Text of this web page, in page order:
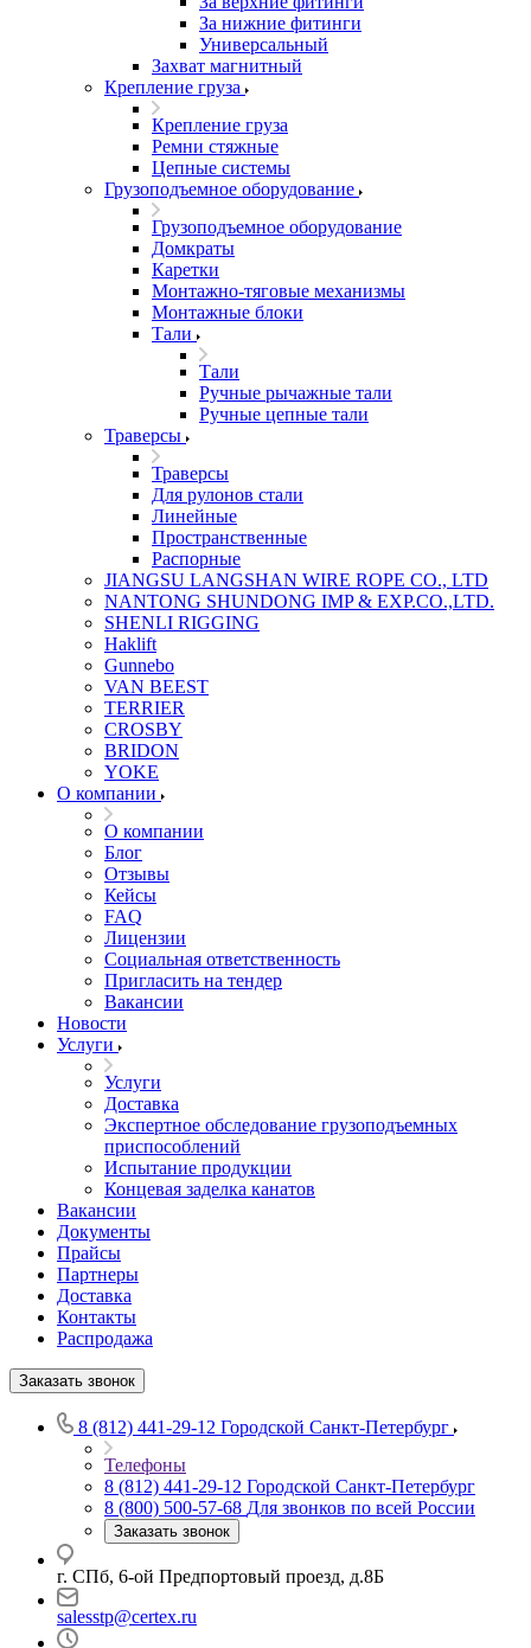
За нижние фитинги
Универсальный
Захват магнитный
Крепление груза
Крепление груза
Ремни стяжные
Цепные системы
Грузоподъемное оборудование
Грузоподъемное оборудование
Домкраты
Каретки
Монтажно-тяговые механизмы
Монтажные блоки
Тали
Тали
Ручные рычажные тали
Ручные цепные тали
Траверсы
Траверсы
Для рулонов стали
Линейные
Пространственные
Распорные
JIANGSU LANGSHAN WIRE ROPE CO., LTD
NANTONG SHUNDONG IMP & EXP.CO.,LTD.
SHENLI RIGGING
Haklift
Gunnebo
VAN BEEST
TERRIER
CROSBY
BRIDON
YOKE
О компании
О компании
Блог
Отзывы
Кейсы
FAQ
Лицензии
Социальная ответственность
Пригласить на тендер
Вакансии
Новости
Услуги
Услуги
Доставка
Экспертное обследование грузоподъемных
приспособлений
Испытание продукции
Концевая заделка канатов
Вакансии
Документы
Прайсы
Партнеры
Доставка
Контакты
Распродажа
Заказать звонок
8 (812) 441-29-12 Городской Санкт-Петербург
Телефоны
8 (812) 441-29-12 Городской Санкт-Петербург
8 (800) 500-57-68 Для звонков по всей России
Заказать звонок
г. СПб, 6-ой Предпортовый проезд, д.8Б
salesstp@certex.ru